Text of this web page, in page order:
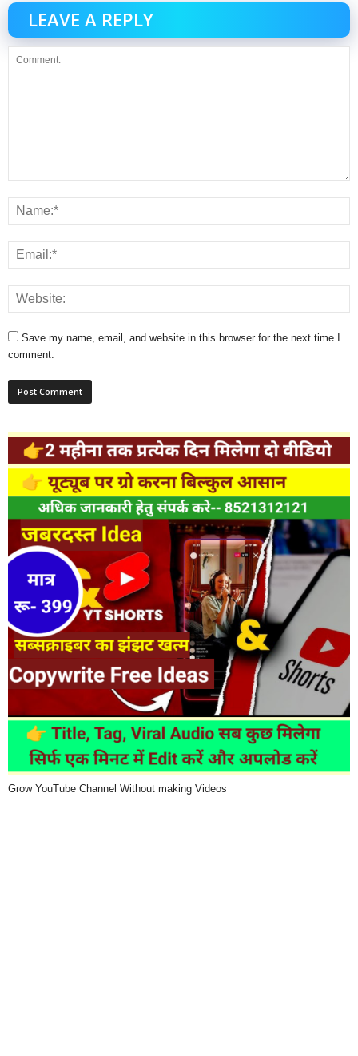
LEAVE A REPLY
Save my name, email, and website in this browser for the next time I
comment.
Grow YouTube Channel Without making Videos